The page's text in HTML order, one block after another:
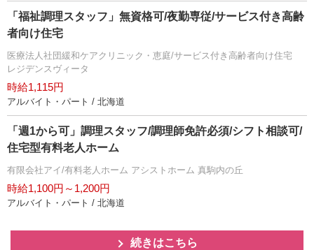
「福祉調理スタッフ」無資格可/夜勤専従/サービス付き高齢
者向け住宅
医療法人社団緩和ケアクリニック・恵庭/サービス付き高齢者向け住宅
レジデンスヴィータ
時給1,115円
アルバイト・パート / 北海道
「週1から可」調理スタッフ/調理師免許必須/シフト相談可/
住宅型有料老人ホーム
有限会社アイ/有料老人ホーム アシストホーム 真駒内の丘
時給1,100円～1,200円
アルバイト・パート / 北海道
続きはこちら